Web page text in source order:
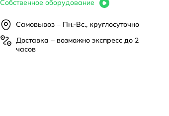
Собственное оборудование
Самовывоз – Пн.-Вс., круглосуточно
Доставка – возможно экспресс до 2
часов